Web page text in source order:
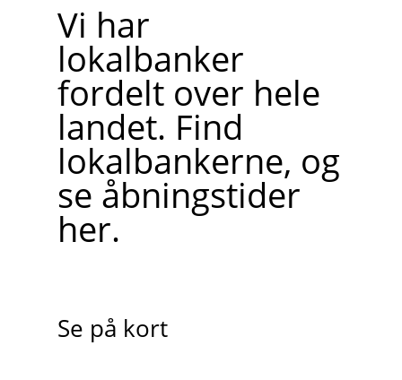
Vi har
lokalbanker
fordelt over hele
landet. Find
lokalbankerne, og
se åbningstider
her.
Se på kort